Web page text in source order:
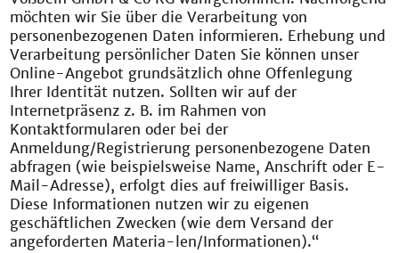
möchten wir Sie über die Verarbeitung von
personenbezogenen Daten informieren. Erhebung und
Verarbeitung persönlicher Daten Sie können unser
Online-Angebot grundsätzlich ohne Offenlegung
Ihrer Identität nutzen. Sollten wir auf der
Internetpräsenz z. B. im Rahmen von
Kontaktformularen oder bei der
Anmeldung/Registrierung personenbezogene Daten
abfragen (wie beispielsweise Name, Anschrift oder E-
Mail-Adresse), erfolgt dies auf freiwilliger Basis.
Diese Informationen nutzen wir zu eigenen
geschäftlichen Zwecken (wie dem Versand der
angeforderten Materia-len/Informationen).“